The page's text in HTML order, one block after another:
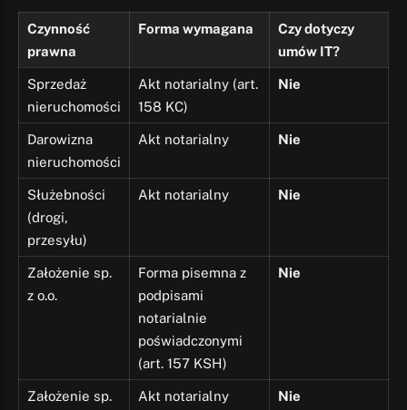
Czynność
prawna
Forma wymagana
Czy dotyczy
umów IT?
Sprzedaż
nieruchomości
Akt notarialny (art.
158 KC)
Nie
Darowizna
nieruchomości
Akt notarialny Nie
Służebności
(drogi,
przesyłu)
Akt notarialny Nie
Założenie sp.
z o.o.
Forma pisemna z
podpisami
notarialnie
poświadczonymi
(art. 157 KSH)
Nie
Założenie sp.
Akt notarialny Nie